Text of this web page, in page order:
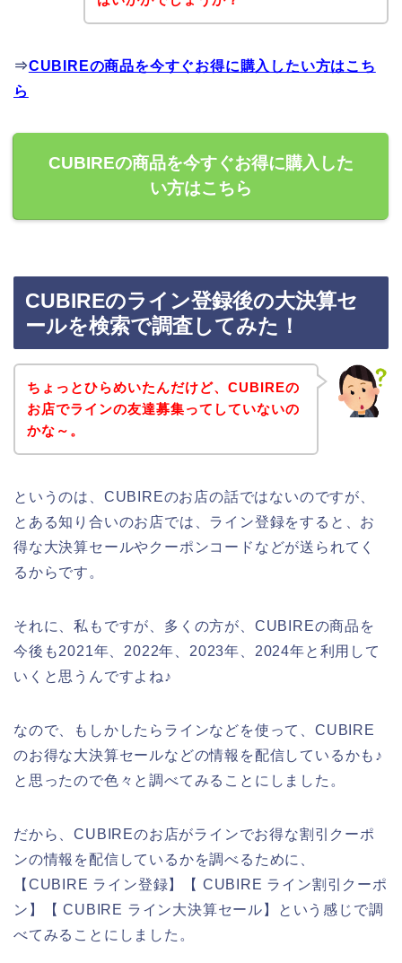
⇒CUBIREの商品を今すぐお得に購入したい方はこち
ら
CUBIREの商品を今すぐお得に購入した
い方はこちら
CUBIREのライン登録後の大決算セ
ールを検索で調査してみた！
ちょっとひらめいたんだけど、CUBIREの
お店でラインの友達募集ってしていないの
かな～。
というのは、CUBIREのお店の話ではないのですが、
とある知り合いのお店では、ライン登録をすると、お
得な大決算セールやクーポンコードなどが送られてく
るからです。
それに、私もですが、多くの方が、CUBIREの商品を
今後も2021年、2022年、2023年、2024年と利用して
いくと思うんですよね♪
なので、もしかしたらラインなどを使って、CUBIRE
のお得な大決算セールなどの情報を配信しているかも♪
と思ったので色々と調べてみることにしました。
だから、CUBIREのお店がラインでお得な割引クーポ
ンの情報を配信しているかを調べるために、
【CUBIRE ライン登録】【 CUBIRE ライン割引クーポ
ン】【 CUBIRE ライン大決算セール】という感じで調
べてみることにしました。